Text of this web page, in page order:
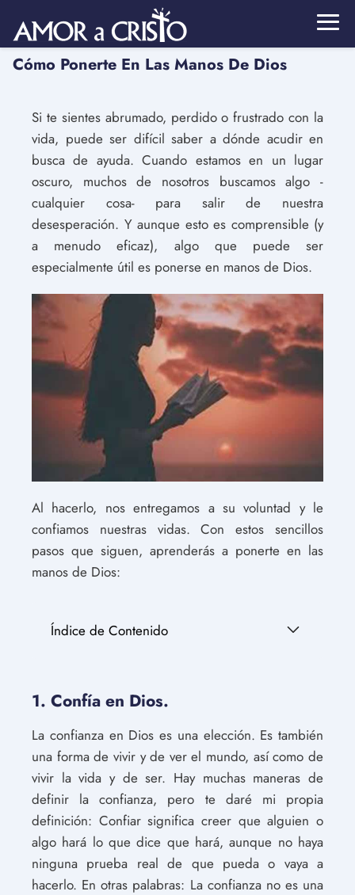
Cómo Ponerte En Las Manos De Dios
Si te sientes abrumado, perdido o frustrado con la
vida, puede ser difícil saber a dónde acudir en
busca de ayuda. Cuando estamos en un lugar
oscuro, muchos de nosotros buscamos algo -
cualquier cosa- para salir de nuestra
desesperación. Y aunque esto es comprensible (y
a menudo eficaz), algo que puede ser
especialmente útil es ponerse en manos de Dios.
Al hacerlo, nos entregamos a su voluntad y le
confiamos nuestras vidas. Con estos sencillos
pasos que siguen, aprenderás a ponerte en las
manos de Dios:
Índice de Contenido
1. Confía en Dios.
La confianza en Dios es una elección. Es también
una forma de vivir y de ver el mundo, así como de
vivir la vida y de ser. Hay muchas maneras de
definir la confianza, pero te daré mi propia
definición: Confiar significa creer que alguien o
algo hará lo que dice que hará, aunque no haya
ninguna prueba real de que pueda o vaya a
hacerlo. En otras palabras: La confianza no es una